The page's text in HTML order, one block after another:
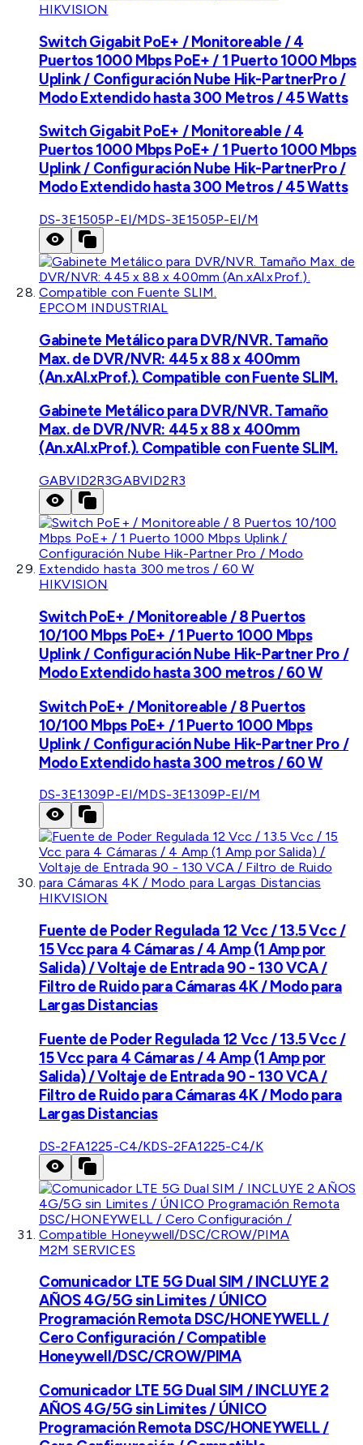
HIKVISION
Switch Gigabit PoE+ / Monitoreable / 4
Puertos 1000 Mbps PoE+ / 1 Puerto 1000 Mbps
Uplink / Configuración Nube Hik-PartnerPro /
Modo Extendido hasta 300 Metros / 45 Watts
Switch Gigabit PoE+ / Monitoreable / 4
Puertos 1000 Mbps PoE+ / 1 Puerto 1000 Mbps
Uplink / Configuración Nube Hik-PartnerPro /
Modo Extendido hasta 300 Metros / 45 Watts
DS-3E1505P-EI/MDS-3E1505P-EI/M
EPCOM INDUSTRIAL
Gabinete Metálico para DVR/NVR. Tamaño
Max. de DVR/NVR: 445 x 88 x 400mm
(An.xAl.xProf.). Compatible con Fuente SLIM.
Gabinete Metálico para DVR/NVR. Tamaño
Max. de DVR/NVR: 445 x 88 x 400mm
(An.xAl.xProf.). Compatible con Fuente SLIM.
GABVID2R3GABVID2R3
HIKVISION
Switch PoE+ / Monitoreable / 8 Puertos
10/100 Mbps PoE+ / 1 Puerto 1000 Mbps
Uplink / Configuración Nube Hik-Partner Pro /
Modo Extendido hasta 300 metros / 60 W
Switch PoE+ / Monitoreable / 8 Puertos
10/100 Mbps PoE+ / 1 Puerto 1000 Mbps
Uplink / Configuración Nube Hik-Partner Pro /
Modo Extendido hasta 300 metros / 60 W
DS-3E1309P-EI/MDS-3E1309P-EI/M
HIKVISION
Fuente de Poder Regulada 12 Vcc / 13.5 Vcc /
15 Vcc para 4 Cámaras / 4 Amp (1 Amp por
Salida) / Voltaje de Entrada 90 - 130 VCA /
Filtro de Ruido para Cámaras 4K / Modo para
Largas Distancias
Fuente de Poder Regulada 12 Vcc / 13.5 Vcc /
15 Vcc para 4 Cámaras / 4 Amp (1 Amp por
Salida) / Voltaje de Entrada 90 - 130 VCA /
Filtro de Ruido para Cámaras 4K / Modo para
Largas Distancias
DS-2FA1225-C4/KDS-2FA1225-C4/K
M2M SERVICES
Comunicador LTE 5G Dual SIM / INCLUYE 2
AÑOS 4G/5G sin Limites / ÚNICO
Programación Remota DSC/HONEYWELL /
Cero Configuración / Compatible
Honeywell/DSC/CROW/PIMA
Comunicador LTE 5G Dual SIM / INCLUYE 2
AÑOS 4G/5G sin Limites / ÚNICO
Programación Remota DSC/HONEYWELL /